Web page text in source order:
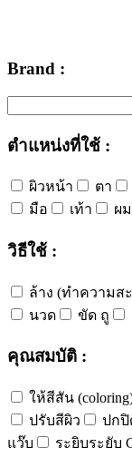
Brand :
ตำแหน่งที่ใช้ :
ผิวหน้า ตา
มือ
เท้า ผม
วิธีใช้ :
ล้าง (ทำความส
นวด
ขัด ถู
คุณสมบัติ :
ให้สีสัน
ปรับสีผิว
ปกปิ
แว๊บ
ระยิบระยับ